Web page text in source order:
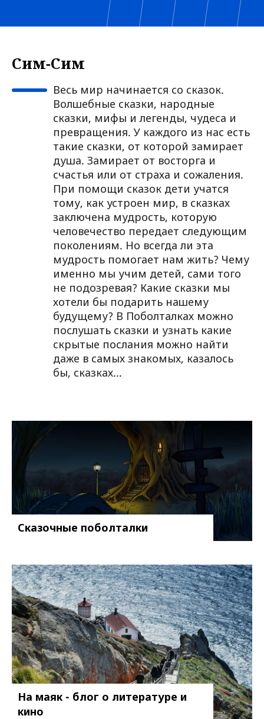
Сим-Сим
Весь мир начинается со сказок.
Волшебные сказки, народные
сказки, мифы и легенды, чудеса и
превращения. У каждого из нас есть
такие сказки, от которой замирает
душа. Замирает от восторга и
счастья или от страха и сожаления.
При помощи сказок дети учатся
тому, как устроен мир, в сказках
заключена мудрость, которую
человечество передает следующим
поколениям. Но всегда ли эта
мудрость помогает нам жить? Чему
именно мы учим детей, сами того
не подозревая? Какие сказки мы
хотели бы подарить нашему
будущему? В Поболталках можно
послушать сказки и узнать какие
скрытые послания можно найти
даже в самых знакомых, казалось
бы, сказках...
Сказочные поболталки
На маяк - блог о литературе и
кино